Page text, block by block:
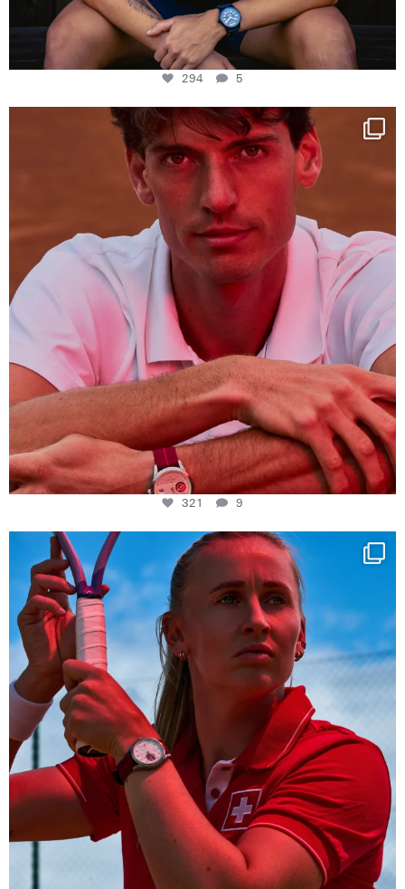
294 5
One last dance at home
This week at...
321
9
321 9
Determination, elegance and Swiss precision —
442
14